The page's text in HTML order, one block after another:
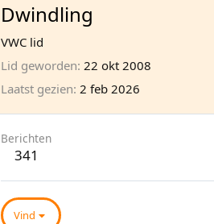
Dwindling
VWC lid
Lid geworden 22 okt 2008
Laatst gezien 2 feb 2026
Berichten
341
Vind